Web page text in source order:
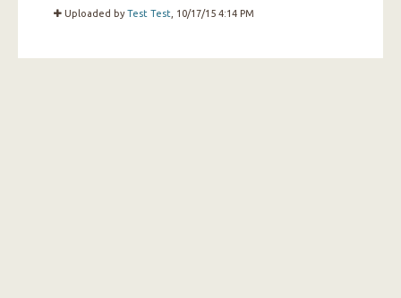
Uploaded byTest Test , 10/17/15 4:14 PM